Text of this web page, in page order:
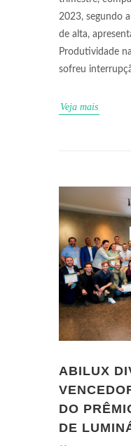
2023, segundo
de alta,
Produtividade
sofreu
Veja mais
ABILUX
DO
DE